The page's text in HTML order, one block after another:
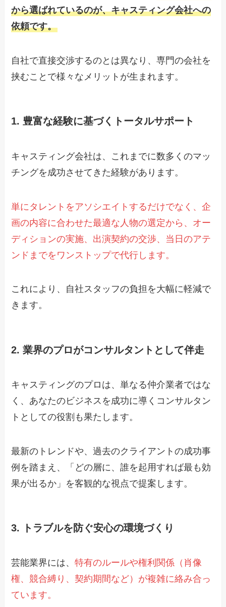
から選ばれているのが、キャスティング会社への
依頼です。
自社で直接交渉するのとは異なり、専門の会社を
挟むことで様々なメリットが生まれます。
1. 豊富な経験に基づくトータルサポート
キャスティング会社は、これまでに数多くのマッ
チングを成功させてきた経験があります。
単にタレントをアソシエイトするだけでなく、企
画の内容に合わせた最適な人物の選定から、オー
ディションの実施、出演契約の交渉、当日のアテ
ンドまでをワンストップで代行します。
これにより、自社スタッフの負担を大幅に軽減で
きます。
2. 業界のプロがコンサルタントとして伴走
キャスティングのプロは、単なる仲介業者ではな
く、あなたのビジネスを成功に導くコンサルタン
トとしての役割も果たします。
最新のトレンドや、過去のクライアントの成功事
例を踏まえ、「どの層に、誰を起用すれば最も効
果が出るか」を客観的な視点で提案します。
3. トラブルを防ぐ安心の環境づくり
芸能業界には、特有のルールや権利関係（肖像
権、競合縛り、契約期間など）が複雑に絡み合っ
ています。